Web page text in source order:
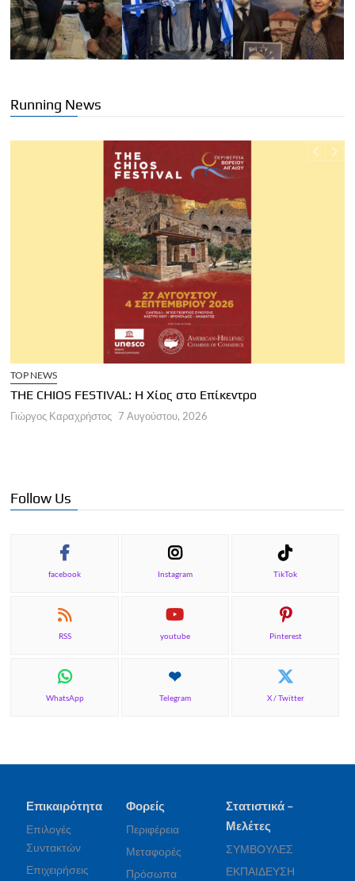
Running News
TOP NEWS
THE CHIOS FESTIVAL: Η Χίος στο Επίκεντρο
Γιώργος Καραχρήστος 7 Αυγούστου, 2026
Follow Us
facebook Instagram TikTok
RSS youtube Pinterest
WhatsApp Telegram X / Twitter
Επικαιρότητα
Επιλογές
Συντακτών
Επιχειρήσεις
Φορείς
Περιφέρεια
Μεταφορές
Πρόσωπα
Στατιστικά –
Μελέτες
ΣΥΜΒΟΥΛΕΣ
ΕΚΠΑΙΔΕΥΣΗ